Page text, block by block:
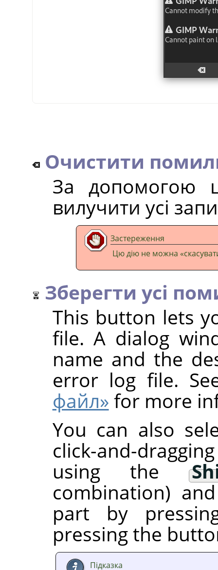
Очистити
За допомогою
вилучити усі
Застереження
Цю дію не можна «
Зберегти усі
This button lets
file. A dialog
name and the
error log file.
файл» for more
You can also
click-and-
using the
combination)
part by
pressing the
Підказка